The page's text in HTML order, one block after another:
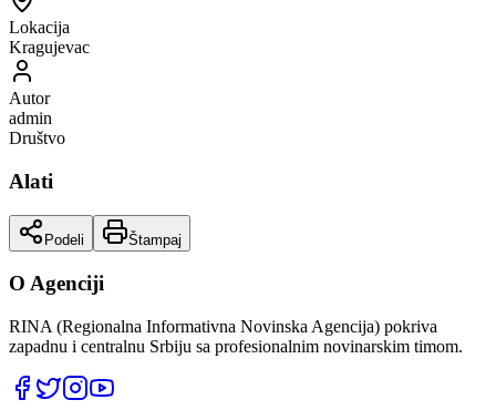
Lokacija
Kragujevac
Autor
admin
Društvo
Alati
Podeli Štampaj
O Agenciji
RINA (Regionalna Informativna Novinska Agencija) pokriva
zapadnu i centralnu Srbiju sa profesionalnim novinarskim timom.